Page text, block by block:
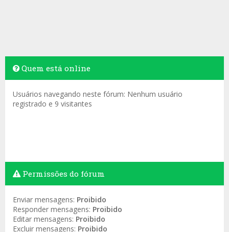
Quem está online
Usuários navegando neste fórum: Nenhum usuário
registrado e 9 visitantes
Permissões do fórum
Enviar mensagens: Proibido
Responder mensagens: Proibido
Editar mensagens: Proibido
Excluir mensagens: Proibido